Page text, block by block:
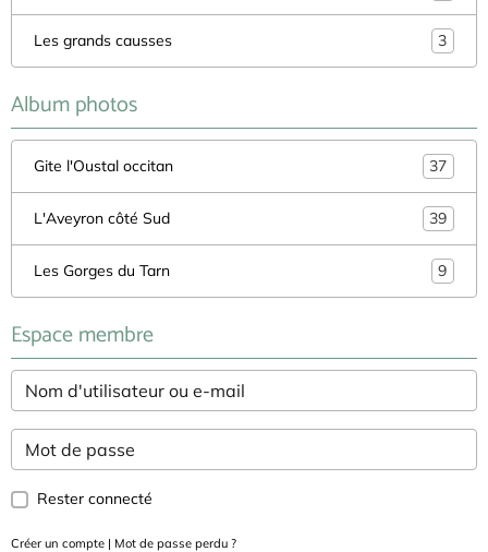
Les grands causses 3
Album photos
Gite l'Oustal occitan 37
L'Aveyron côté Sud 39
Les Gorges du Tarn 9
Espace membre
Rester connecté
Créer un compte | Mot de passe perdu ?